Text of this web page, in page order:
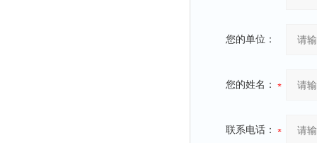
您的单位：
您的姓名：
联系电话：